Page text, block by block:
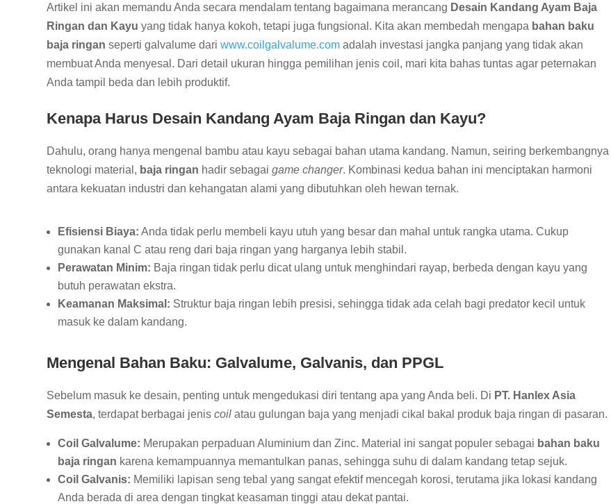
Artikel ini akan memandu Anda secara mendalam tentang bagaimana merancang Desain Kandang Ayam Baja
Ringan dan Kayu yang tidak hanya kokoh, tetapi juga fungsional. Kita akan membedah mengapa bahan baku
baja ringan seperti galvalume dariwww.coilgalvalume.com adalah investasi jangka panjang yang tidak akan
membuat Anda menyesal. Dari detail ukuran hingga pemilihan jenis coil, mari kita bahas tuntas agar peternakan
Anda tampil beda dan lebih produktif.
Kenapa Harus Desain Kandang Ayam Baja Ringan dan Kayu?
Dahulu, orang hanya mengenal bambu atau kayu sebagai bahan utama kandang. Namun, seiring berkembangnya
teknologi material, baja ringan hadir sebagaigame changer. Kombinasi kedua bahan ini menciptakan harmoni
antara kekuatan industri dan kehangatan alami yang dibutuhkan oleh hewan ternak.
Efisiensi Biaya: Anda tidak perlu membeli kayu utuh yang besar dan mahal untuk rangka utama. Cukup
gunakan kanal C atau reng dari baja ringan yang harganya lebih stabil.
Perawatan Minim: Baja ringan tidak perlu dicat ulang untuk menghindari rayap, berbeda dengan kayu yang
butuh perawatan ekstra.
Keamanan Maksimal: Struktur baja ringan lebih presisi, sehingga tidak ada celah bagi predator kecil untuk
masuk ke dalam kandang.
Mengenal Bahan Baku: Galvalume, Galvanis, dan PPGL
Sebelum masuk ke desain, penting untuk mengedukasi diri tentang apa yang Anda beli. Di PT. Hanlex Asia
Semesta, terdapat berbagai jeniscoil atau gulungan baja yang menjadi cikal bakal produk baja ringan di pasaran.
Coil Galvalume: Merupakan perpaduan Aluminium dan Zinc. Material ini sangat populer sebagai bahan baku
baja ringan karena kemampuannya memantulkan panas, sehingga suhu di dalam kandang tetap sejuk.
Coil Galvanis: Memiliki lapisan seng tebal yang sangat efektif mencegah korosi, terutama jika lokasi kandang
Anda berada di area dengan tingkat keasaman tinggi atau dekat pantai.